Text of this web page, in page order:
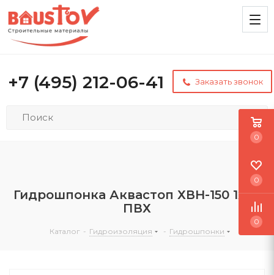
+7 (495) 212-06-41 Заказать звонок
Гидрошпонка Аквастоп ХВН-150 1х04
ПВХ
Каталог - Гидроизоляция - Гидрошпонки
0
0
0